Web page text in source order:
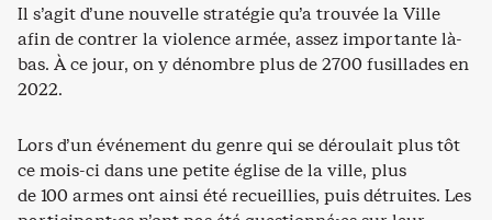
Il s’agit d’une nouvelle stratégie qu’a trouvée la Ville
afin de contrer la violence armée, assez importante là-
bas. À ce jour, on y dénombre plus de 2700 fusillades en
2022.
Lors d’un événement du genre qui se déroulait plus tôt
ce mois-ci dans une petite église de la ville, plus
de 100 armes ont ainsi été recueillies, puis détruites. Les